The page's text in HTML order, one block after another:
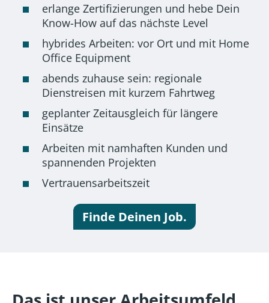
erlange Zertifizierungen und hebe Dein
Know-How auf das nächste Level
hybrides Arbeiten: vor Ort und mit Home
Office Equipment
abends zuhause sein: regionale
Dienstreisen mit kurzem Fahrtweg
geplanter Zeitausgleich für längere
Einsätze
Arbeiten mit namhaften Kunden und
spannenden Projekten
Vertrauensarbeitszeit
Finde Deinen Job.